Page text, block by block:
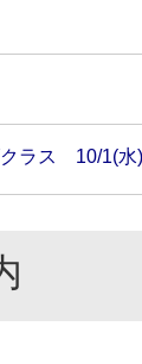
ラス 10/1(水